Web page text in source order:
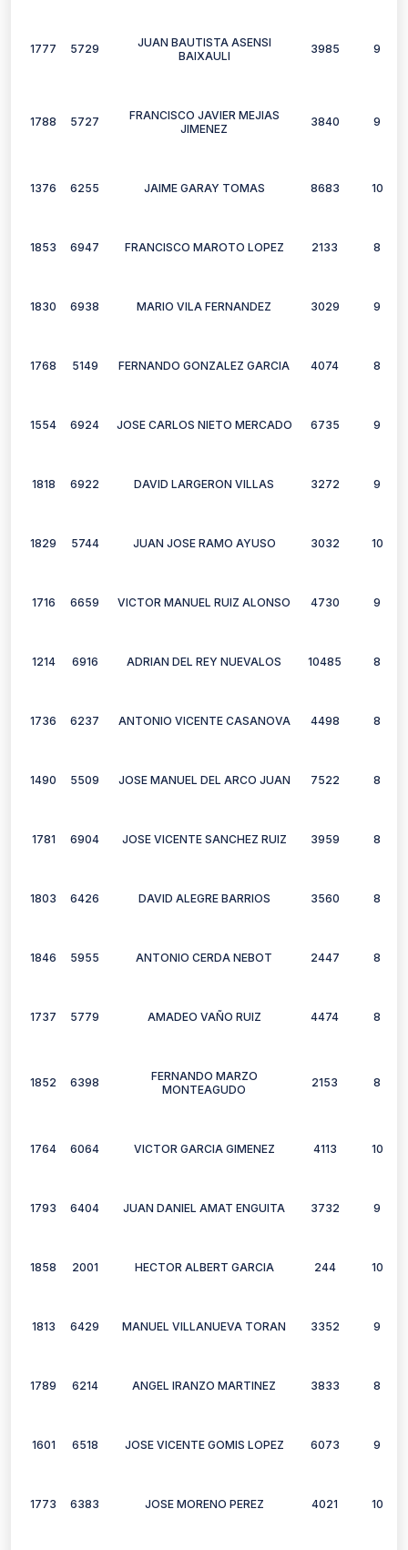
1777 5729
JUAN BAUTISTA ASENSI
BAIXAULI
3985 9
1788 5727
FRANCISCO JAVIER MEJIAS
JIMENEZ
3840 9
1376 6255 JAIME GARAY TOMAS 8683 10
1853 6947 FRANCISCO MAROTO LOPEZ 2133 8
1830 6938 MARIO VILA FERNANDEZ 3029 9
1768 5149 FERNANDO GONZALEZ GARCIA 4074 8
1554 6924 JOSE CARLOS NIETO MERCADO 6735 9
1818 6922 DAVID LARGERON VILLAS 3272 9
1829 5744 JUAN JOSE RAMO AYUSO 3032 10
1716 6659 VICTOR MANUEL RUIZ ALONSO 4730 9
1214 6916 ADRIAN DEL REY NUEVALOS 10485 8
1736 6237 ANTONIO VICENTE CASANOVA 4498 8
1490 5509 JOSE MANUEL DEL ARCO JUAN 7522 8
1781 6904 JOSE VICENTE SANCHEZ RUIZ 3959 8
1803 6426 DAVID ALEGRE BARRIOS 3560 8
1846 5955 ANTONIO CERDA NEBOT 2447 8
1737 5779 AMADEO VAÑO RUIZ 4474 8
1852 6398
FERNANDO MARZO
MONTEAGUDO
2153 8
1764 6064 VICTOR GARCIA GIMENEZ 4113 10
1793 6404 JUAN DANIEL AMAT ENGUITA 3732 9
1858 2001 HECTOR ALBERT GARCIA 244 10
1813 6429 MANUEL VILLANUEVA TORAN 3352 9
1789 6214 ANGEL IRANZO MARTINEZ 3833 8
1601 6518 JOSE VICENTE GOMIS LOPEZ 6073 9
1773 6383 JOSE MORENO PEREZ 4021 10